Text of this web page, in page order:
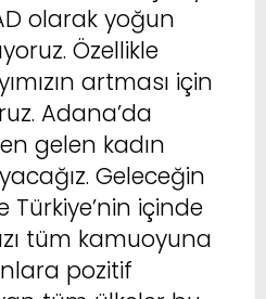
olarak yoğun
Özellikle
artması için
Adana’da
gelen kadın
Geleceğin
Türkiye’nin içinde
tüm kamuoyuna
pozitif